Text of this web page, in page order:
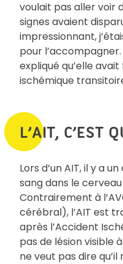
voulait pas aller voir
signes avaient
impressionnant,
pour
expliqué qu’elle
ischémique
L’AIT, C’EST
Lors d’un AIT, il y a
sang dans le
Contrairement à
cérébral), l’AIT est
après l’Accident
pas de lésion visible
ne veut pas dire qu’il